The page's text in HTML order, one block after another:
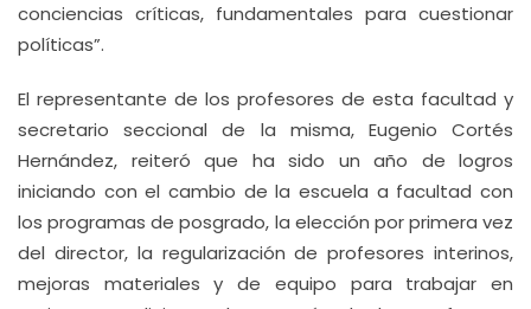
conciencias críticas, fundamentales para cuestionar
políticas”.
El representante de los profesores de esta facultad y
secretario seccional de la misma, Eugenio Cortés
Hernández, reiteró que ha sido un año de logros
iniciando con el cambio de la escuela a facultad con
los programas de posgrado, la elección por primera vez
del director, la regularización de profesores interinos,
mejoras materiales y de equipo para trabajar en